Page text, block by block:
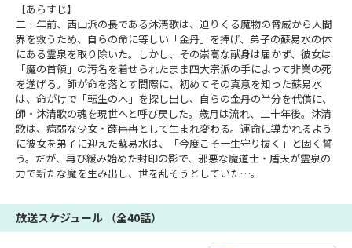
【あらすじ】
二十年前、西山派の長である沐清歌は、迫りくる魔物の脅威から人間
界を救うため、自らの命に等しい「金丹」を捧げ、弟子の蘇易水の体
にある霊泉を取り除いた。しかし、その崇高な献身は届かず、彼女は
「魔の首領」の汚名を着せられたまま四大宗派の手によって非業の死
を遂げる。師が命を落とす間際に、初めてその真意を知った蘇易水
は、命がけで「転生の木」を探し出し、自らの金丹の半分を代償に、
師・沐清歌の魂を現世へと呼び戻した。歳月は流れ、二十年後。沐清
歌は、病弱な少女・薛冉冉として生まれ変わる。運命に導かれるよう
に彼女を弟子に迎えた蘇易水は、「今度こそ一生守り抜く」と固く誓
う。だが、再び緩み始めた封印の影で、邪悪な魔道士・盾天が霊泉の
力で新たな魔を生み出し、世を乱そうとしていた…。
放送スケジュール （全40話）